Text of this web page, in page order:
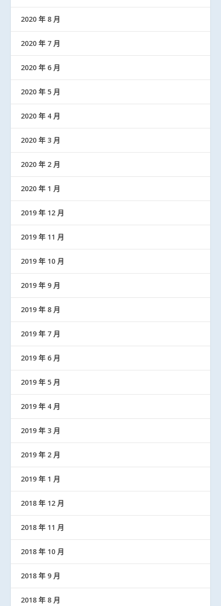
2020 年 8 月
2020 年 7 月
2020 年 6 月
2020 年 5 月
2020 年 4 月
2020 年 3 月
2020 年 2 月
2020 年 1 月
2019 年 12 月
2019 年 11 月
2019 年 10 月
2019 年 9 月
2019 年 8 月
2019 年 7 月
2019 年 6 月
2019 年 5 月
2019 年 4 月
2019 年 3 月
2019 年 2 月
2019 年 1 月
2018 年 12 月
2018 年 11 月
2018 年 10 月
2018 年 9 月
2018 年 8 月